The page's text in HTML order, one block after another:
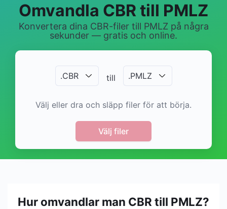
Omvandla CBR till PMLZ
Konvertera dina CBR-filer till PMLZ på några
sekunder — gratis och online.
.CBR till .PMLZ
Välj eller dra och släpp filer för att börja.
Välj filer
Hur omvandlar man CBR till PMLZ?